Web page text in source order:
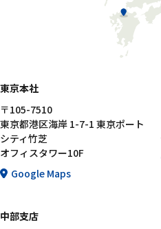
東京本社
〒105-7510
東京都港区海岸 1-7-1 東京ポート
シティ竹芝
オフィスタワー10F
Google Maps
中部支店